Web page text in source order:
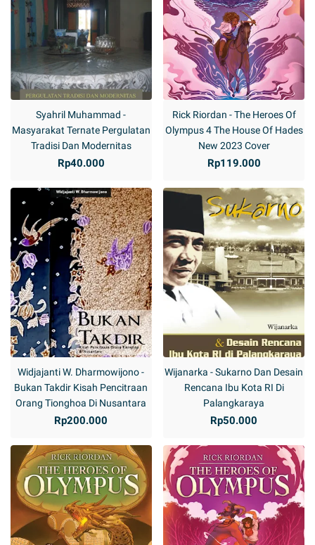
Syahril Muhammad -
Masyarakat Ternate Pergulatan
Tradisi Dan Modernitas
Rp40.000
Rick Riordan - The Heroes Of
Olympus 4 The House Of Hades
New 2023 Cover
Rp119.000
Widjajanti W. Dharmowijono -
Bukan Takdir Kisah Pencitraan
Orang Tionghoa Di Nusantara
Rp200.000
Wijanarka - Sukarno Dan Desain
Rencana Ibu Kota RI Di
Palangkaraya
Rp50.000